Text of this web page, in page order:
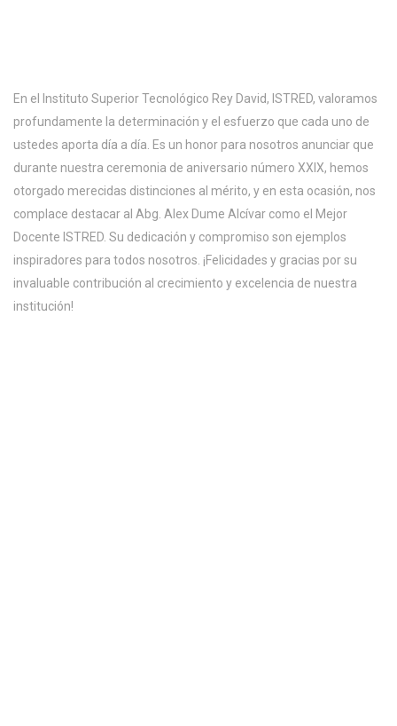
En el Instituto Superior Tecnológico Rey David, ISTRED, valoramos
profundamente la determinación y el esfuerzo que cada uno de
ustedes aporta día a día. Es un honor para nosotros anunciar que
durante nuestra ceremonia de aniversario número XXIX, hemos
otorgado merecidas distinciones al mérito, y en esta ocasión, nos
complace destacar al Abg. Alex Dume Alcívar como el Mejor
Docente ISTRED. Su dedicación y compromiso son ejemplos
inspiradores para todos nosotros. ¡Felicidades y gracias por su
invaluable contribución al crecimiento y excelencia de nuestra
institución!